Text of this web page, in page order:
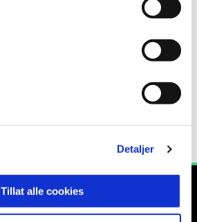
Detaljer
Tillat alle cookies